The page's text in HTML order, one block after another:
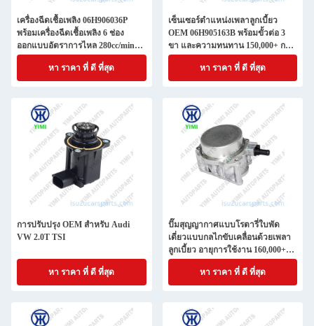
เครื่องฉีดเชื้อเพลิง 06H906036P
พร้อมเครื่องฉีดเชื้อเพลิง 6 ช่อง
ออกแบบอัตราการไหล 280cc/min
และวัสดุประกอบทนทานการกัด
กร่อนสําหรับ Audi VW 2.0T TSI
หา ราคา ที่ ดี ที่สุด
เซ็นเซอร์ตำแหน่งเพลาลูกเบี้ยว
OEM 06H905163B พร้อมขั้วต่อ 3
ขา และความทนทาน 150,000+ กม.
สำหรับ VW Audi 1.8T/2.0T TSI
หา ราคา ที่ ดี ที่สุด
การปรับปรุง OEM สําหรับ Audi
VW 2.0T TSI
หา ราคา ที่ ดี ที่สุด
ปั๊มสุญญากาศแบบโรตารี่ใบพัด
เดี่ยวแบบกลไกขับเคลื่อนด้วยเพลา
ลูกเบี้ยว อายุการใช้งาน 160,000+
กม. สำหรับ VW Jetta 2.0T
หา ราคา ที่ ดี ที่สุด